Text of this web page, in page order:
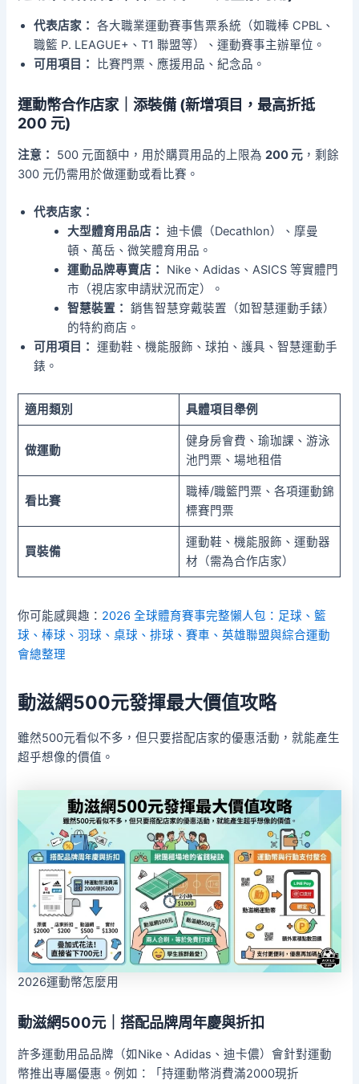
代表店家： 各大職業運動賽事售票系統（如職棒 CPBL、
職籃 P. LEAGUE+、T1 聯盟等）、運動賽事主辦單位。
可用項目：
比賽門票、應援用品、紀念品。
運動幣合作店家｜添裝備 (新增項目，最高折抵
200 元)
注意： 500 元面額中，用於購買用品的上限為200 元 ，剩餘
300 元仍需用於做運動或看比賽。
代表店家：
大型體育用品店： 迪卡儂（Decathlon）、摩曼
頓、萬岳、微笑體育用品。
運動品牌專賣店：
Nike、Adidas、ASICS 等實體門
市（視店家申請狀況而定）。
智慧裝置： 銷售智慧穿戴裝置（如智慧運動手錶）
的特約商店。
可用項目： 運動鞋、機能服飾、球拍、護具、智慧運動手
錶。
適用類別 具體項目舉例
做運動
健身房會費、瑜珈課、游泳
池門票、場地租借
看比賽
職棒/職籃門票、各項運動錦
標賽門票
買裝備
運動鞋、機能服飾、運動器
材（需為合作店家）
你可能感興趣： 2026 全球體育賽事完整懶人包：足球、籃
球、棒球、羽球、桌球、排球、賽車、英雄聯盟與綜合運動
會總整理
動滋網500元發揮最大價值攻略
雖然500元看似不多，但只要搭配店家的優惠活動，就能產生
超乎想像的價值。
2026運動幣怎麼用
動滋網500元｜搭配品牌周年慶與折扣
許多運動用品品牌（如Nike、Adidas、迪卡儂）會針對運動
幣推出專屬優惠。例如：「持運動幣消費滿2000現折